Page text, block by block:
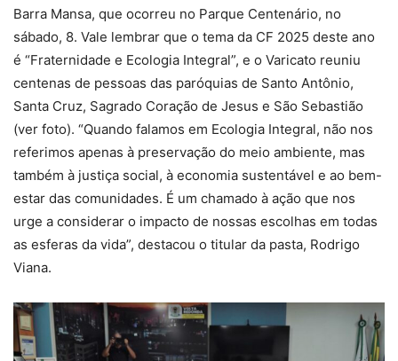
Barra Mansa, que ocorreu no Parque Centenário, no
sábado, 8. Vale lembrar que o tema da CF 2025 deste ano
é “Fraternidade e Ecologia Integral”, e o Varicato reuniu
centenas de pessoas das paróquias de Santo Antônio,
Santa Cruz, Sagrado Coração de Jesus e São Sebastião
(ver foto). “Quando falamos em Ecologia Integral, não nos
referimos apenas à preservação do meio ambiente, mas
também à justiça social, à economia sustentável e ao bem-
estar das comunidades. É um chamado à ação que nos
urge a considerar o impacto de nossas escolhas em todas
as esferas da vida”, destacou o titular da pasta, Rodrigo
Viana.